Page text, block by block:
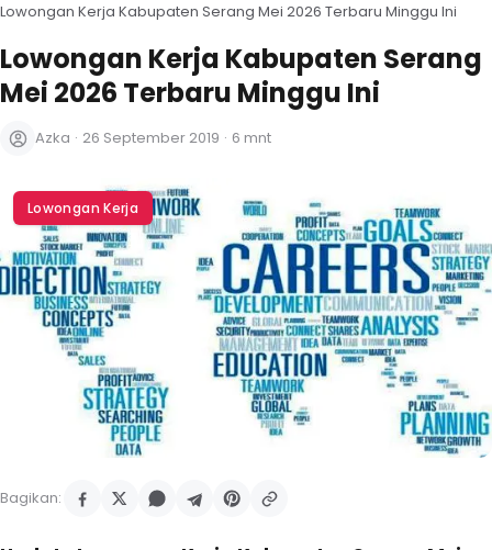
Lowongan Kerja Kabupaten Serang Mei 2026 Terbaru Minggu Ini
Lowongan Kerja Kabupaten Serang
Mei 2026 Terbaru Minggu Ini
Azka · 26 September 2019 · 6 mnt
Lowongan Kerja
Bagikan: